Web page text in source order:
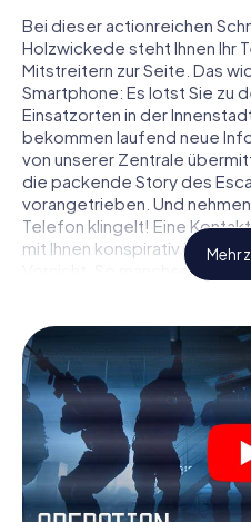
Bei dieser actionreichen
Holzwickede steht Ihnen Ihr
Mitstreitern zur Seite. Das
Smartphone: Es lotst Sie zu
Einsatzorten in der
bekommen laufend neue
von unserer Zentrale
die packende Story des
vorangetrieben. Und
Telefon klingelt! Eine
mit Ihnen konspirativ in
Vorsicht: So mancher
ziehen Sie die richtigen
Sie niemandem!
Anders als in einem
Holzwickede sind Sie also
aus dem Sie sich in einem
befreien müssen. Diese
ganz Holzwickede zu Ihrem
technische Voraussetzung
Mehr